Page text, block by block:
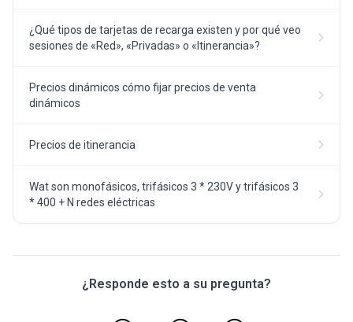
¿Qué tipos de tarjetas de recarga existen y por qué veo
sesiones de «Red», «Privadas» o «Itinerancia»?
Precios dinámicos cómo fijar precios de venta
dinámicos
Precios de itinerancia
Wat son monofásicos, trifásicos 3 * 230V y trifásicos 3
* 400 + N redes eléctricas
¿Responde esto a su pregunta?